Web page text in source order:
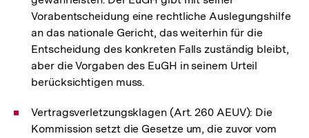
Vorabentscheidung eine rechtliche Auslegungshilfe
an das nationale Gericht, das weiterhin für die
Entscheidung des konkreten Falls zuständig bleibt,
aber die Vorgaben des EuGH in seinem Urteil
berücksichtigen muss.
Vertragsverletzungsklagen (Art. 260 AEUV): Die
Kommission setzt die Gesetze um, die zuvor vom